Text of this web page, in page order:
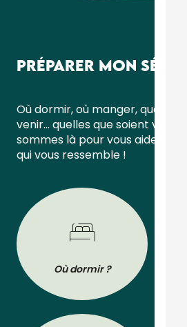
PRÉPARER MON
Où dormir, où manger, quoi
venir… quelles que soient vos
sommes là pour vous aider à
qui vous ressemble !
Où dormir ?